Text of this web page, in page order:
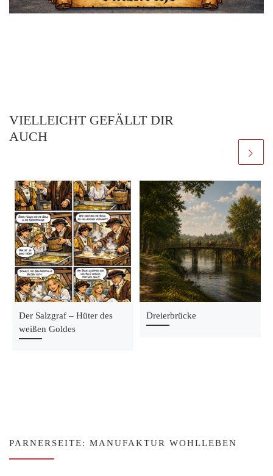
VIELLEICHT GEFÄLLT DIR
AUCH
Der Salzgraf – Hüter des
weißen Goldes
Dreierbrücke
PARNERSEITE: MANUFAKTUR WOHLLEBEN